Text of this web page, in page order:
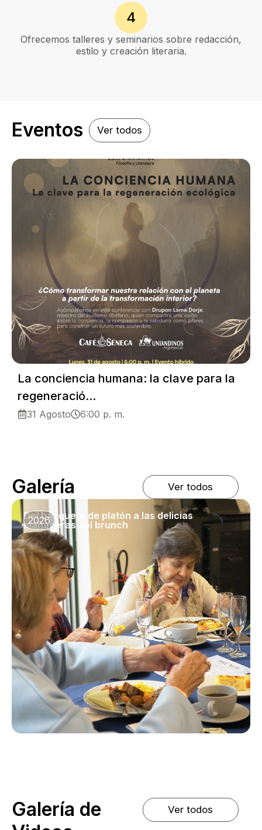
4
Ofrecemos talleres y seminarios sobre redacción,
estilo y creación literaria.
Eventos Ver todos
La conciencia humana: la clave para la
regeneració...
31 Agosto 6:00 p. m.
Galería Ver todos
Del banquete de platón a las delicias
mañaneras del brunch
2026
Galería de
Ver todos